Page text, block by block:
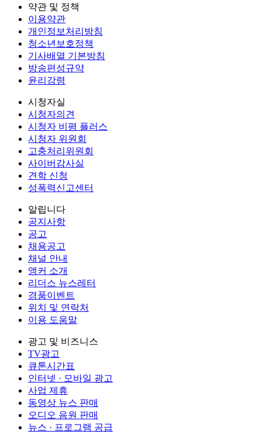
약관 및 정책
이용약관
개인정보처리방침
청소년보호정책
기사배열 기본방침
방송편성규약
윤리강령
시청자실
시청자의견
시청자 비평 플러스
시청자 위원회
고충처리위원회
사이버감사실
견학 신청
성폭력신고센터
알립니다
공지사항
공고
채용공고
채널 안내
앵커 소개
리더스 뉴스레터
경품이벤트
위치 및 연락처
이용 도움말
광고 및 비즈니스
TV광고
큐톤시간표
인터넷 · 모바일 광고
사업 제휴
동영상 뉴스 판매
오디오 음원 판매
뉴스 · 프로그램 공급